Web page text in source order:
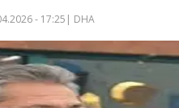
- 17:25 | DHA